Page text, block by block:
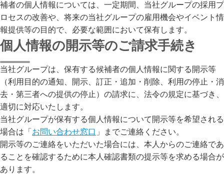
補者の個人情報については、一定期間、当社グループの採用プ
ロセスの改善や、将来の当社グループの雇用機会やイベント情
報提供等の目的で、必要な範囲において保有します。
個人情報の開示等のご請求手続き
当社グループは、保有する候補者の個人情報に関する開示等
（利用目的の通知、開示、訂正・追加・削除、利用の停止・消
去・第三者への提供の停止）の請求に、法令の規定に基づき、
適切に対応いたします。
当社グループが保有する個人情報について開示等を希望される
場合は「 お問い合わせ窓口 」までご連絡ください。
開示等のご連絡をいただいた場合には、本人からのご連絡であ
ることを確認するために本人確認書類の提示等を求める場合が
あります。